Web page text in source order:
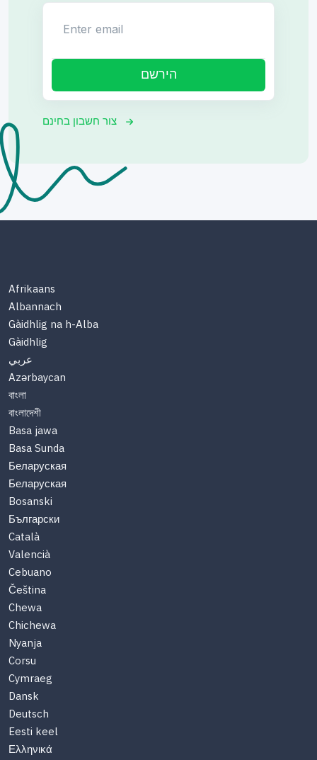
הירשם
צור חשבון בחינם
Afrikaans
Albannach
Gàidhlig na h-Alba
Gàidhlig
عربي
Azərbaycan
বাংলা
বাংলাদেশী
Basa jawa
Basa Sunda
Беларуская
Беларуская
Bosanski
Български
Català
Valencià
Cebuano
Čeština
Chewa
Chichewa
Nyanja
Corsu
Cymraeg
Dansk
Deutsch
Eesti keel
Ελληνικά